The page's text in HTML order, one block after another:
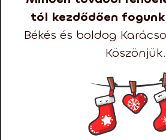
köszönhetően ragyogóvá
bejáratát, és megteremtik az
hangulatot.
Összes
tól kezdődően
Békés és boldog
Köszönjük.